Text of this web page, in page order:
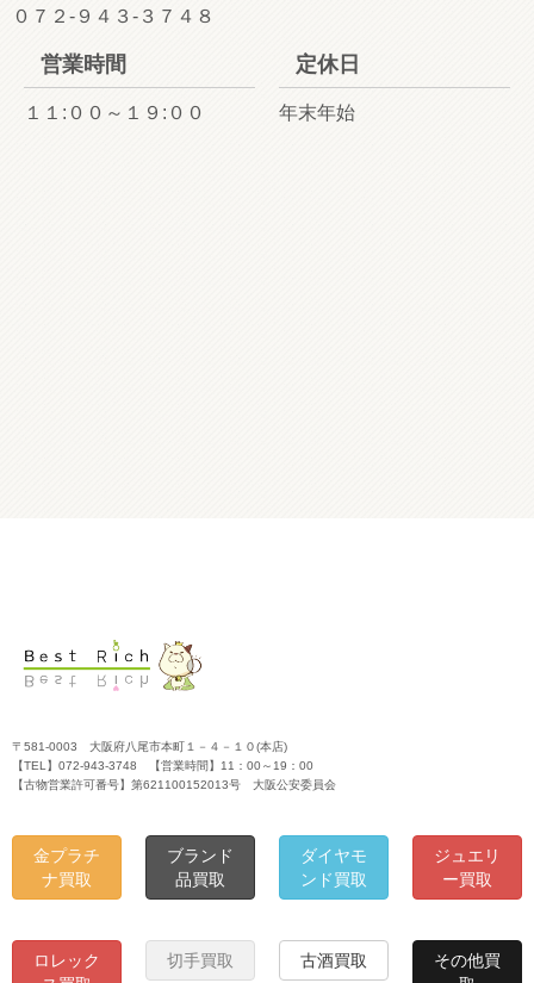
０７２-９４３-３７４８
営業時間
１１:００～１９:００
定休日
年末年始
〒581-0003 大阪府八尾市本町１－４－１０(本店)
【TEL】072-943-3748 【営業時間】11：00～19：00
【古物営業許可番号】第621100152013号 大阪公安委員会
金プラチ
ナ買取
ブランド
品買取
ダイヤモ
ンド買取
ジュエリ
ー買取
ロレック
切手買取 古酒買取
その他買